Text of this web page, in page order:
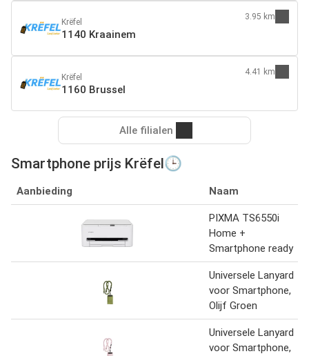
Krëfel
1140 Kraainem
3.95 km
Krëfel
1160 Brussel
4.41 km
Alle filialen
Smartphone prijs Krëfel🕒
Aanbieding Naam
PIXMA TS6550i
Home +
Smartphone ready
Universele Lanyard
voor Smartphone,
Olijf Groen
Universele Lanyard
voor Smartphone,